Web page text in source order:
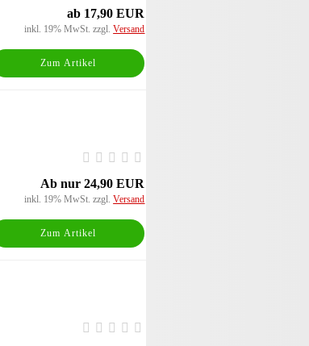
ab 17,90 EUR
inkl. 19% MwSt. zzgl.Versand
Zum Artikel
Ab nur 24,90 EUR
inkl. 19% MwSt. zzgl.Versand
Zum Artikel